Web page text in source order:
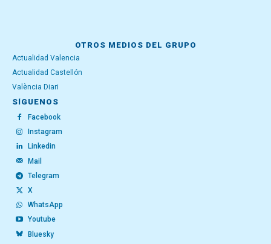
OTROS MEDIOS DEL GRUPO
Actualidad Valencia
Actualidad Castellón
València Diari
SÍGUENOS
Facebook
Instagram
Linkedin
Mail
Telegram
X
WhatsApp
Youtube
Bluesky